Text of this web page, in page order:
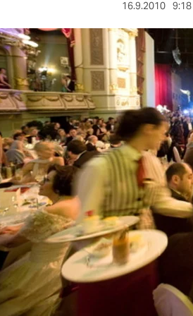
nord
wahrheit
verlag
verlag
veranstaltungen
shop
fragen & hilfe
unterstützen
abo
genossenschaft
16.9.2010